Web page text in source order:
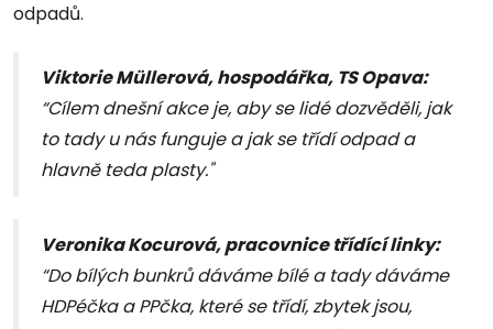
odpadů.
Viktorie Müllerová, hospodářka, TS Opava:
“Cílem dnešní akce je, aby se lidé dozvěděli, jak
to tady u nás funguje a jak se třídí odpad a
hlavně teda plasty."
Veronika Kocurová, pracovnice třídící linky:
“Do bílých bunkrů dáváme bílé a tady dáváme
HDPéčka a PPčka, které se třídí, zbytek jsou,